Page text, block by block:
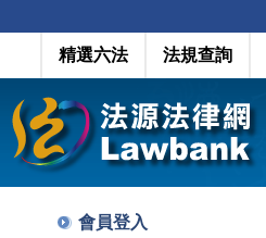
精選六法 法規查詢
會員登入